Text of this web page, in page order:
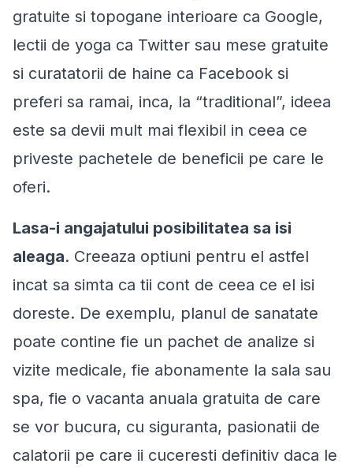
gratuite si topogane interioare ca Google,
lectii de yoga ca Twitter sau mese gratuite
si curatatorii de haine ca Facebook si
preferi sa ramai, inca, la “traditional”, ideea
este sa devii mult mai flexibil in ceea ce
priveste pachetele de beneficii pe care le
oferi.
Lasa-i angajatului posibilitatea sa isi
aleaga. Creeaza optiuni pentru el astfel
incat sa simta ca tii cont de ceea ce el isi
doreste. De exemplu, planul de sanatate
poate contine fie un pachet de analize si
vizite medicale, fie abonamente la sala sau
spa, fie o vacanta anuala gratuita de care
se vor bucura, cu siguranta, pasionatii de
calatorii pe care ii cuceresti definitiv daca le